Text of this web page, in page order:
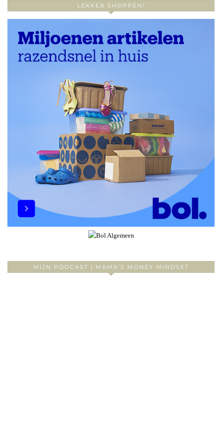
LEKKER SHOPPEN!
MIJN PODCAST | MAMA’S MONEY MINDSET